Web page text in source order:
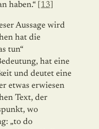
haben.“
[13]
Aussage wird
hat die
tun“
hat eine
und deutet eine
etwas erwiesen
Text, der
wo
„to do